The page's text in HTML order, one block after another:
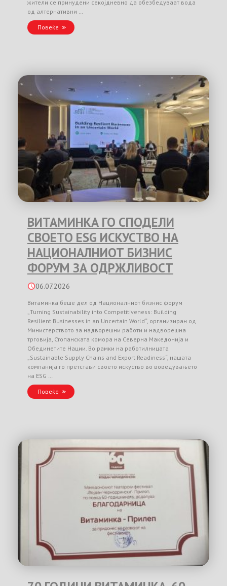
жители се принудени секојдневно да обезбедуваат вода
од алтернативни …
Повеќе
ВИТАМИНКА ГО СПОДЕЛИ
СВОЕТО ESG ИСКУСТВО НА
НАЦИОНАЛНИОТ БИЗНИС
ФОРУМ ЗА ОДРЖЛИВОСТ
06.07.2026
Витаминка беше дел од Националниот бизнис форум
„Turning Sustainability into Competitiveness: Building
Resilient Businesses in an Uncertain World“, организиран од
Министерството за надворешни работи и надворешна
трговија, Стопанската комора на Северна Македонија и
Обединетите Нации. Во рамки на работилницата
„Sustainable Supply Chains and Export Readiness“, нашата
компанија го претстави своето искуство во воведувањето
на ESG …
Повеќе